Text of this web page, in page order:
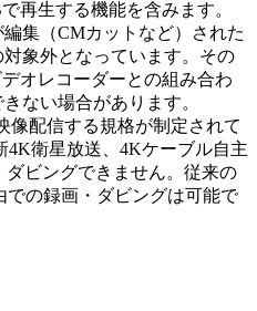
再生する機能を含みます。
集（CMカットなど）された
象外となっています。その
オレコーダーとの組み合わ
ない場合があります。
像配信する規格が制定されて
4K衛星放送、4Kケーブル自主
ビングできません。従来の
の録画・ダビングは可能で